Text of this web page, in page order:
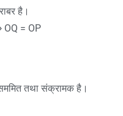
है।
OQ = OP
तथा संक्रामक है।